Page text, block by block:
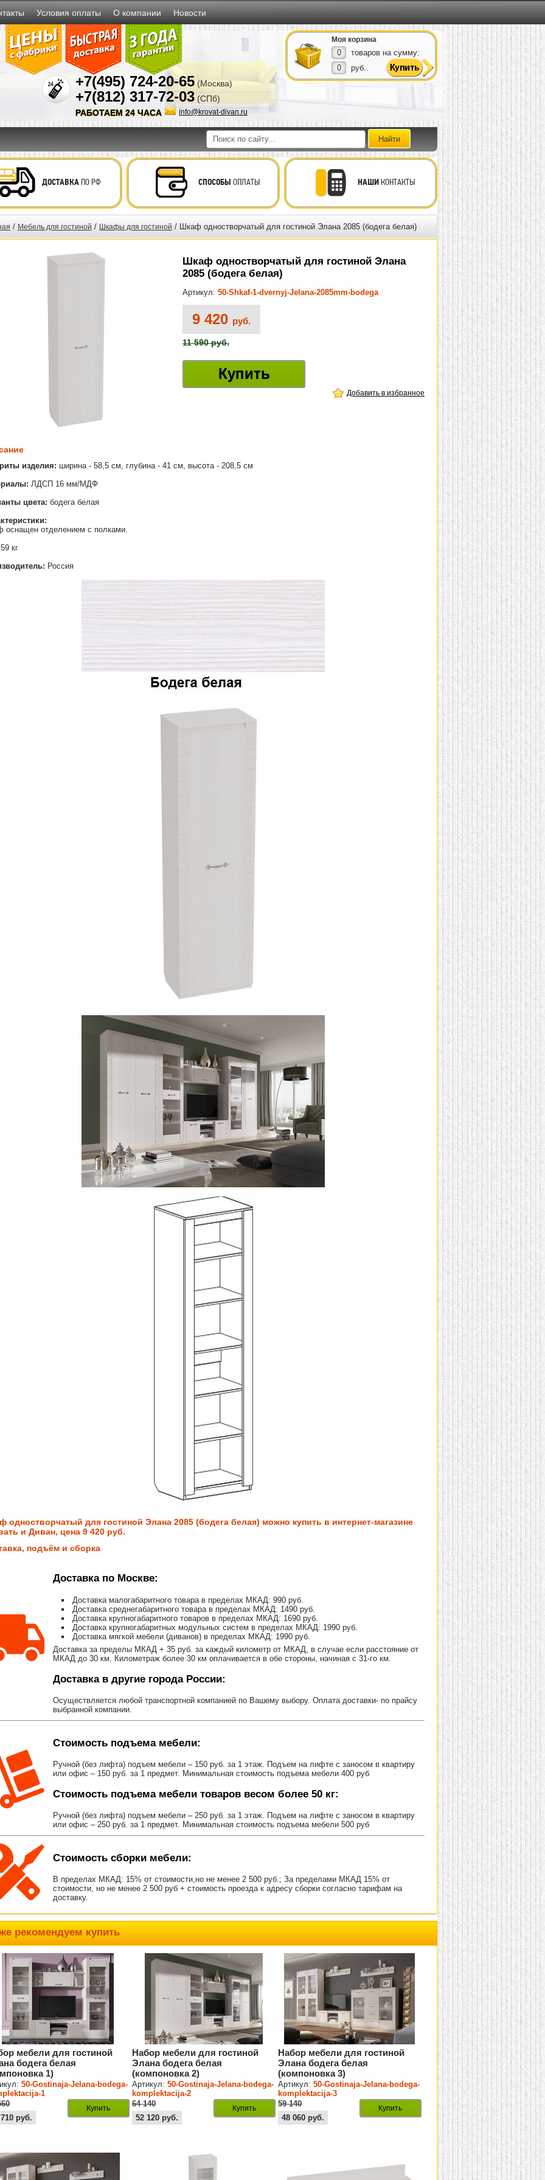
Условия оплаты О компании Новости
+7(495) 724-20-65 (Москва)
+7(812) 317-72-03 (СПб)
info@krovat-divan.ru
РАБОТАЕМ 24 ЧАСА
Моя корзина
0
товаров на сумму:
0
руб..
ДОСТАВКАПО РФ СПОСОБЫ ОПЛАТЫ НАШИКОНТАКТЫ
/ Мебель для гостиной / Шкафы для гостиной / Шкаф одностворчатый для гостиной Элана 2085 (бодега белая)
Шкаф одностворчатый для гостиной Элана
2085 (бодега белая)
Артикул: 50-Shkaf-1-dvernyj-Jelana-2085mm-bodega
9 420 руб.
11 590 руб.
Купить
Добавить в избранное
изделия: ширина - 58,5 см, глубина - 41 см, высота - 208,5 см
ЛДСП 16 мм/МДФ
цвета: бодега белая
оснащен отделением с полками.
59 кг
Россия
одностворчатый для гостиной Элана 2085 (бодега белая) можно купить в интернет-магазине
и Диван, цена 9 420 руб.
подъём и сборка
Доставка по Москве:
Доставка малогабаритного товара в пределах МКАД: 990 руб.
Доставка среднегабаритного товара в пределах МКАД: 1490 руб.
Доставка крупногабаритного товаров в пределах МКАД: 1690 руб.
Доставка крупногабаритных модульных систем в пределах МКАД: 1990 руб.
Доставка мягкой мебели (диванов) в пределах МКАД: 1990 руб.
Доставка за пределы МКАД + 35 руб. за каждый километр от МКАД, в случае если расстояние от
МКАД до 30 км. Километраж более 30 км оплачивается в обе стороны, начиная с 31-го км.
Доставка в другие города России:
Осуществляется любой транспортной компанией по Вашему выбору. Оплата доставки- по прайсу
выбранной компании.
Стоимость подъема мебели:
Ручной (без лифта) подъем мебели – 150 руб. за 1 этаж. Подъем на лифте с заносом в квартиру
или офис – 150 руб. за 1 предмет. Минимальная стоимость подъема мебели 400 руб
Стоимость подъема мебели товаров весом более 50 кг:
Ручной (без лифта) подъем мебели – 250 руб. за 1 этаж. Подъем на лифте с заносом в квартиру
или офис – 250 руб. за 1 предмет. Минимальная стоимость подъема мебели 500 руб
Стоимость сборки мебели:
В пределах МКАД: 15% от стоимости,но не менее 2 500 руб.; За пределами МКАД 15% от
стоимости, но не менее 2 500 руб + стоимость проезда к адресу сборки согласно тарифам на
доставку.
рекомендуем купить
мебели для гостиной
бодега белая
1)
50-Gostinaja-Jelana-bodega-
1
руб.
Купить
Набор мебели для гостиной
Элана бодега белая
(компоновка 2)
Артикул:50-Gostinaja-Jelana-bodega-
komplektacija-2
64 140
52 120 руб.
Купить
Набор мебели для гостиной
Элана бодега белая
(компоновка 3)
Артикул:50-Gostinaja-Jelana-bodega-
komplektacija-3
59 140
48 060 руб.
Купить